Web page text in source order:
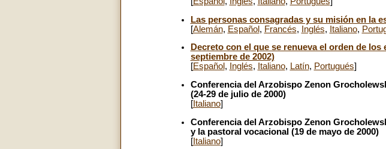
Las personas consagradas y su misión en la
[Alemán, Español , Francés, Inglés, Italiano,
Decreto con el que se renueva el orden de
septiembre de 2002)
[Español , Inglés, Italiano, Latín, Portugués]
Conferencia del Arzobispo Zenon
(24-29 de julio de 2000)
[Italiano]
Conferencia del Arzobispo Zenon
y la pastoral vocacional (19 de mayo de 2000)
[Italiano]